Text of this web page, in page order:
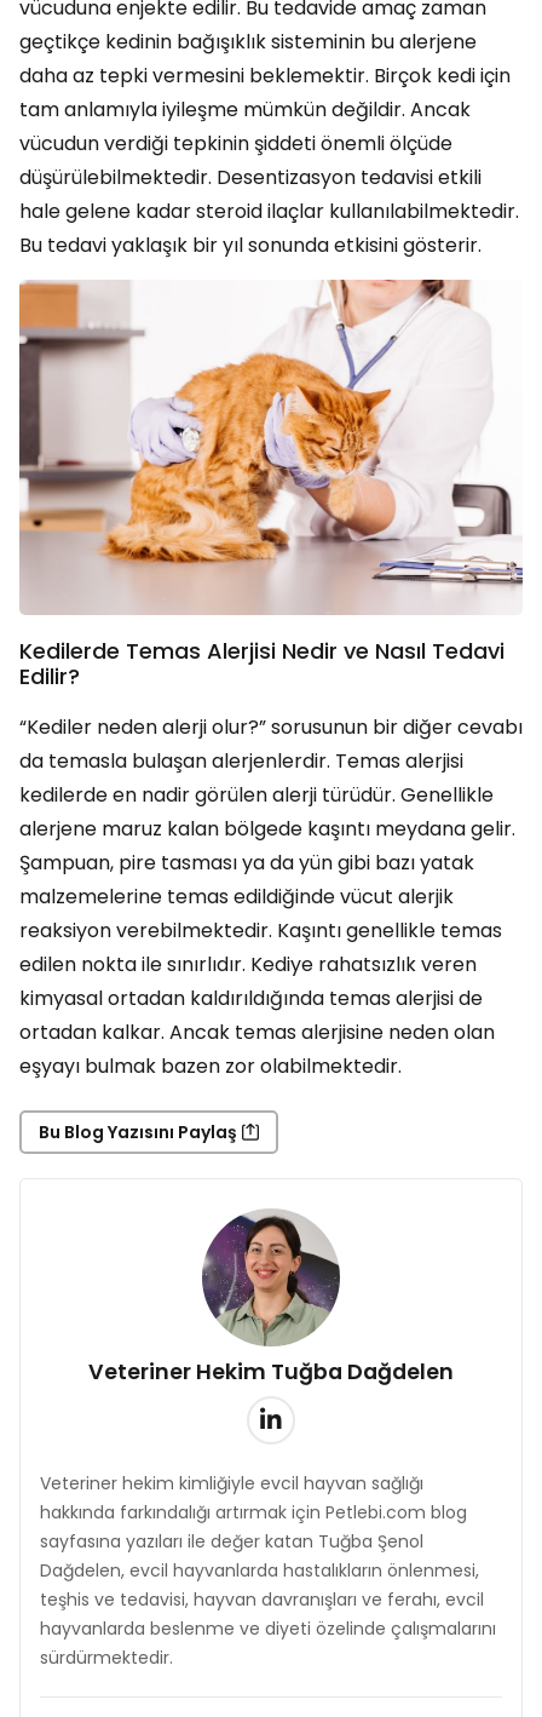
vücuduna enjekte edilir. Bu tedavide amaç zaman
geçtikçe kedinin bağışıklık sisteminin bu alerjene
daha az tepki vermesini beklemektir. Birçok kedi için
tam anlamıyla iyileşme mümkün değildir. Ancak
vücudun verdiği tepkinin şiddeti önemli ölçüde
düşürülebilmektedir. Desentizasyon tedavisi etkili
hale gelene kadar steroid ilaçlar kullanılabilmektedir.
Bu tedavi yaklaşık bir yıl sonunda etkisini gösterir.
Kedilerde Temas Alerjisi Nedir ve Nasıl Tedavi
Edilir?
“Kediler neden alerji olur?” sorusunun bir diğer cevabı
da temasla bulaşan alerjenlerdir. Temas alerjisi
kedilerde en nadir görülen alerji türüdür. Genellikle
alerjene maruz kalan bölgede kaşıntı meydana gelir.
Şampuan, pire tasması ya da yün gibi bazı yatak
malzemelerine temas edildiğinde vücut alerjik
reaksiyon verebilmektedir. Kaşıntı genellikle temas
edilen nokta ile sınırlıdır. Kediye rahatsızlık veren
kimyasal ortadan kaldırıldığında temas alerjisi de
ortadan kalkar. Ancak temas alerjisine neden olan
eşyayı bulmak bazen zor olabilmektedir.
Bu Blog Yazısını Paylaş
Veteriner Hekim Tuğba Dağdelen
Veteriner hekim kimliğiyle evcil hayvan sağlığı
hakkında farkındalığı artırmak için Petlebi.com blog
sayfasına yazıları ile değer katan Tuğba Şenol
Dağdelen, evcil hayvanlarda hastalıkların önlenmesi,
teşhis ve tedavisi, hayvan davranışları ve ferahı, evcil
hayvanlarda beslenme ve diyeti özelinde çalışmalarını
sürdürmektedir.